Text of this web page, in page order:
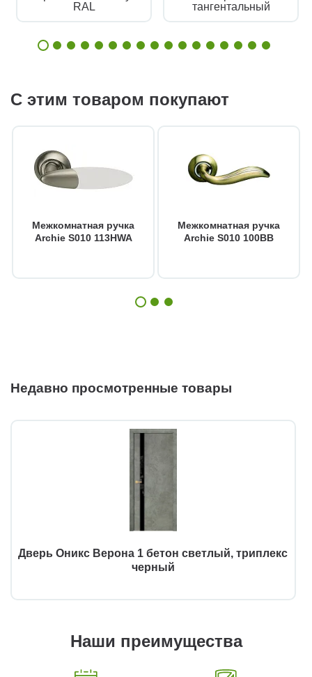
RAL
тангентальный
С этим товаром покупают
Межкомнатная ручка
Archie S010 113HWA
Межкомнатная ручка
Archie S010 100BB
Недавно просмотренные товары
Дверь Оникс Верона 1 бетон светлый, триплекс
черный
Наши преимущества